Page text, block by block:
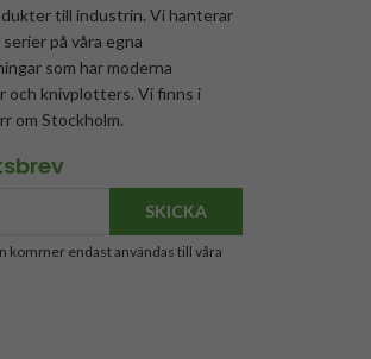
till industrin. Vi hanterar
på våra egna
som har moderna
och knivplotters. Vi finns i
om Stockholm.
SKICKA
kommer endast användas till våra